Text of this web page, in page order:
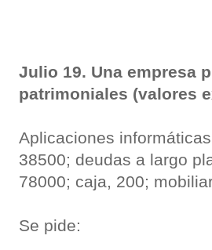
Julio 19. Una empresa
patrimoniales (valores
Aplicaciones
38500; deudas a largo
78000; caja, 200;
Se pide: